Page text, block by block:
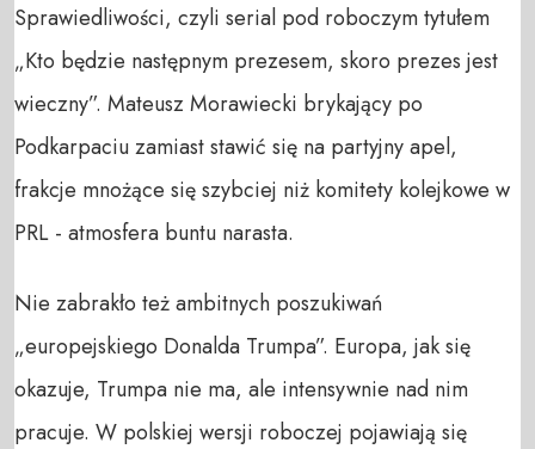
Sprawiedliwości, czyli serial pod roboczym tytułem
„Kto będzie następnym prezesem, skoro prezes jest
wieczny”. Mateusz Morawiecki brykający po
Podkarpaciu zamiast stawić się na partyjny apel,
frakcje mnożące się szybciej niż komitety kolejkowe w
PRL - atmosfera buntu narasta.
Nie zabrakło też ambitnych poszukiwań
„europejskiego Donalda Trumpa”. Europa, jak się
okazuje, Trumpa nie ma, ale intensywnie nad nim
pracuje. W polskiej wersji roboczej pojawiają się